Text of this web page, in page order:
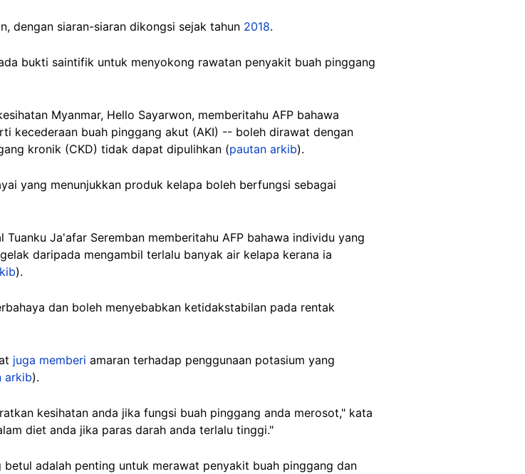
dengan siaran-siaran dikongsi sejak tahun 2018.
bukti saintifik untuk menyokong rawatan penyakit buah pinggang
Myanmar, Hello Sayarwon, memberitahu AFP bahawa
kecederaan buah pinggang akut (AKI) -- boleh dirawat dengan
kronik (CKD) tidak dapat dipulihkan (pautan arkib).
yang menunjukkan produk kelapa boleh berfungsi sebagai
Ja'afar Seremban memberitahu AFP bahawa individu yang
daripada mengambil terlalu banyak air kelapa kerana ia
).
dan boleh menyebabkan ketidakstabilan pada rentak
juga memberi amaran terhadap penggunaan potasium yang
arkib).
kesihatan anda jika fungsi buah pinggang anda merosot," kata
diet anda jika paras darah anda terlalu tinggi."
adalah penting untuk merawat penyakit buah pinggang dan